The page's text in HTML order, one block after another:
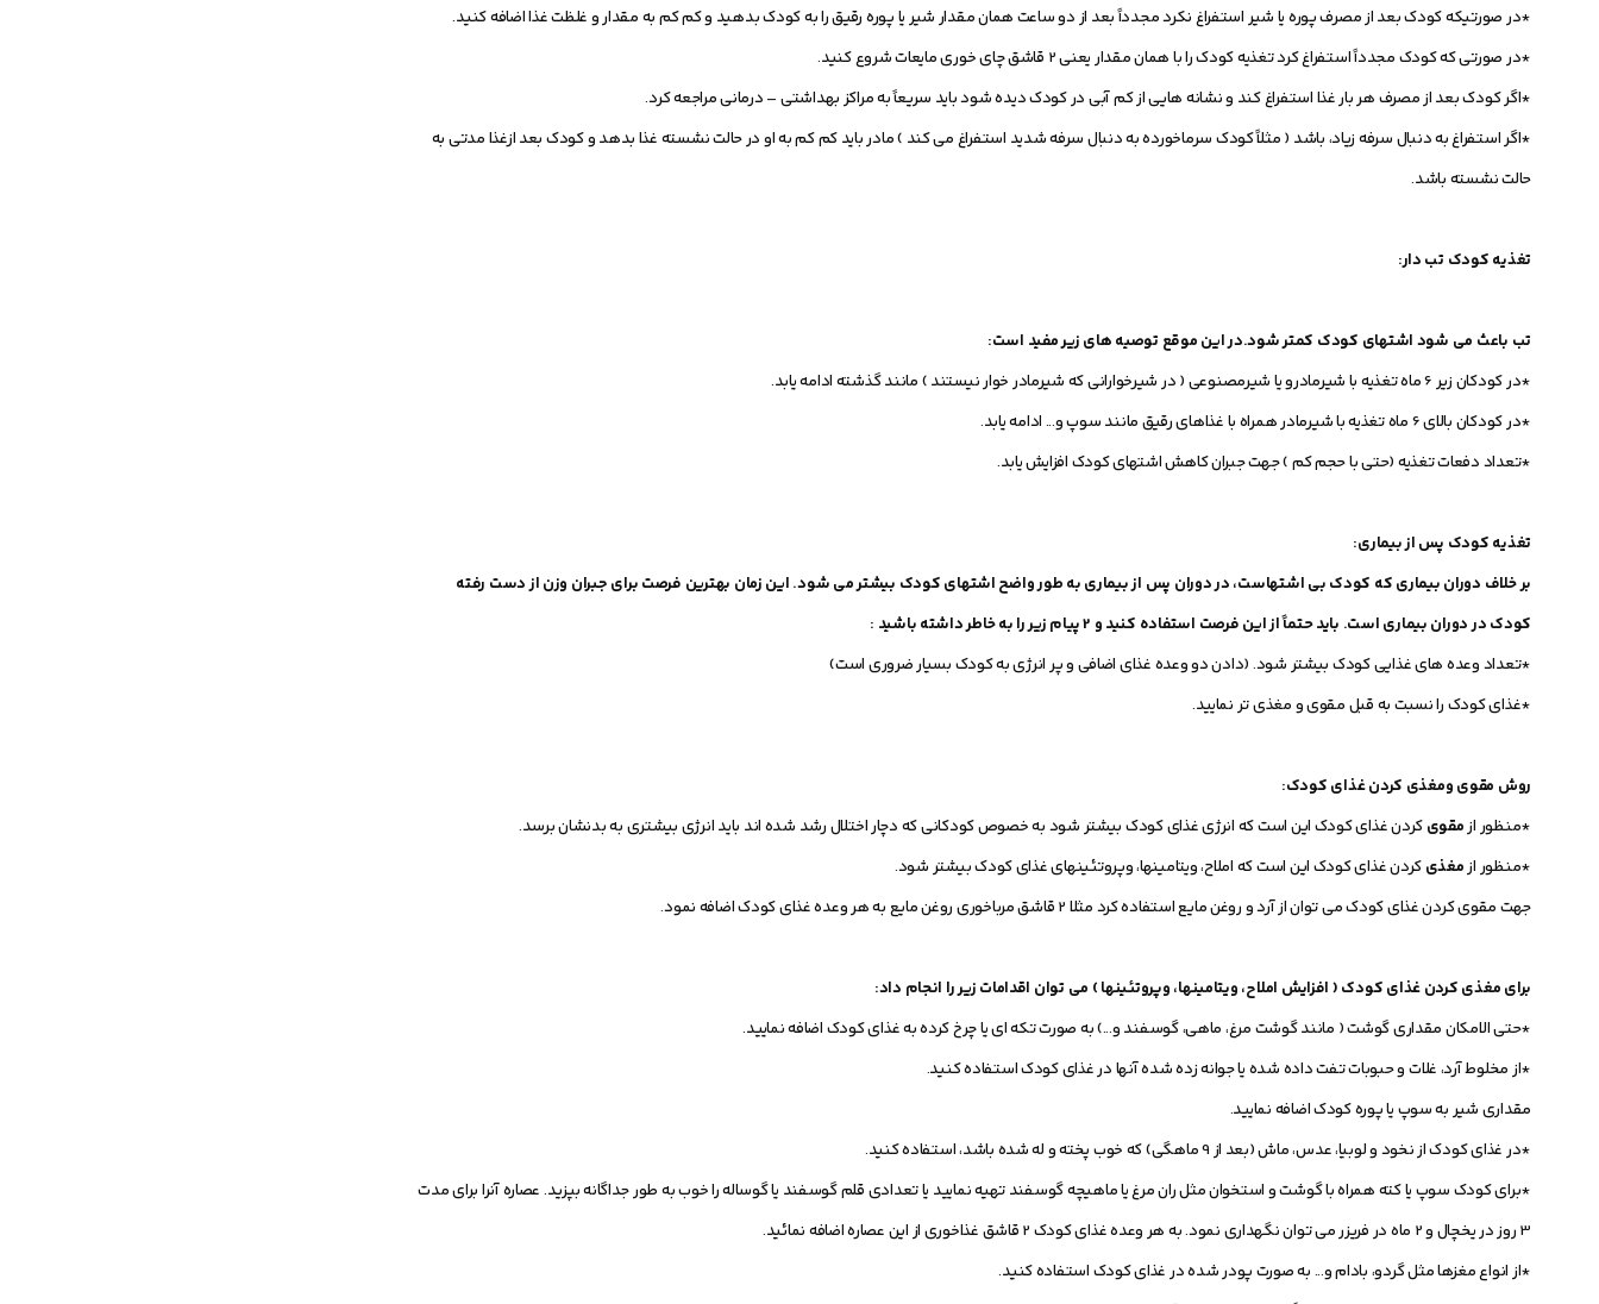
*در صورتیکه کودک بعد از مصرف پوره یا شیر استفراغ نکرد مجدداً بعد از دو ساعت همان مقدار شیر یا پوره رقیق را به کودک بدهید و کم کم به مقدار و غلظت غذا اضافه کنید.
*در صورتی که کودک مجدداً استفراغ کرد تغذیه کودک را با همان مقدار یعنی 2 قاشق چای خوری مایعات شروع کنید.
*اگر کودک بعد از مصرف هر بار غذا استفراغ کند و نشانه هایی از کم آبی در کودک دیده شود باید سریعاً به مراکز بهداشتی – درمانی مراجعه کرد.
*اگر استفراغ به دنبال سرفه زیاد، باشد ( مثلاً کودک سرماخورده به دنبال سرفه شدید استفراغ می کند ) مادر باید کم کم به او در حالت نشسته غذا بدهد و کودک بعد ازغذا مدتی به
حالت نشسته باشد.
تغذیه کودک تب دار:
تب باعث می شود اشتهای کودک کمتر شود.در این موقع توصیه های زیر مفید است:
*در کودکان زیر 6 ماه تغذیه با شیرمادرو یا شیرمصنوعی ( در شیرخوارانی که شیرمادر خوار نیستند ) مانند گذشته ادامه یابد.
*در کودکان بالای 6 ماه تغذیه با شیرمادر همراه با غذاهای رقیق مانند سوپ و... ادامه یابد.
*تعداد دفعات تغذیه (حتی با حجم کم ) جهت جبران کاهش اشتهای کودک افزایش یابد.
تغذیه کودک پس از بیماری:
بر خلاف دوران بیماری که کودک بی اشتهاست، در دوران پس از بیماری به طور واضح اشتهای کودک بیشتر می شود. این زمان بهترین فرصت برای جبران وزن از دست رفته
کودک در دوران بیماری است. باید حتماً از این فرصت استفاده کنید و 2 پیام زیر را به خاطر داشته باشید :
*تعداد وعده های غذایی کودک بیشتر شود. (دادن دو وعده غذای اضافی و پر انرژی به کودک بسیار ضروری است)
*غذای کودک را نسبت به قبل مقوی و مغذی تر نمایید.
روش مقوی ومغذی کردن غذای کودک:
*منظور ازمقوی کردن غذای کودک این است که انرژی غذای کودک بیشتر شود به خصوص کودکانی که دچار اختلال رشد شده اند باید انرژی بیشتری به بدنشان برسد.
*منظور ازمغذی کردن غذای کودک این است که املاح، ویتامینها، وپروتئینهای غذای کودک بیشتر شود.
جهت مقوی کردن غذای کودک می توان از آرد و روغن مایع استفاده کرد مثلا 2 قاشق مرباخوری روغن مایع به هر وعده غذای کودک اضافه نمود.
برای مغذی کردن غذای کودک ( افزایش املاح، ویتامینها، وپروتئینها ) می توان اقدامات زیر را انجام داد:
*حتی الامکان مقداری گوشت ( مانند گوشت مرغ، ماهی، گوسفند و...) به صورت تکه ای یا چرخ کرده به غذای کودک اضافه نمایید.
*از مخلوط آرد، غلات و حبوبات تفت داده شده یا جوانه زده شده آنها در غذای کودک استفاده کنید.
مقداری شیر به سوپ یا پوره کودک اضافه نمایید.
*در غذای کودک از نخود و لوبیا، عدس، ماش (بعد از 9 ماهگی) که خوب پخته و له شده باشد، استفاده کنید.
*برای کودک سوپ یا کته همراه با گوشت و استخوان مثل ران مرغ یا ماهیچه گوسفند تهیه نمایید یا تعدادی قلم گوسفند یا گوساله را خوب به طور جداگانه بپزید. عصاره آنرا برای مدت
3 روز در یخچال و 2 ماه در فریزر می توان نگهداری نمود. به هر وعده غذای کودک 2 قاشق غذاخوری از این عصاره اضافه نمائید.
*از انواع مغزها مثل گردو، بادام و... به صورت پودر شده در غذای کودک استفاده کنید.